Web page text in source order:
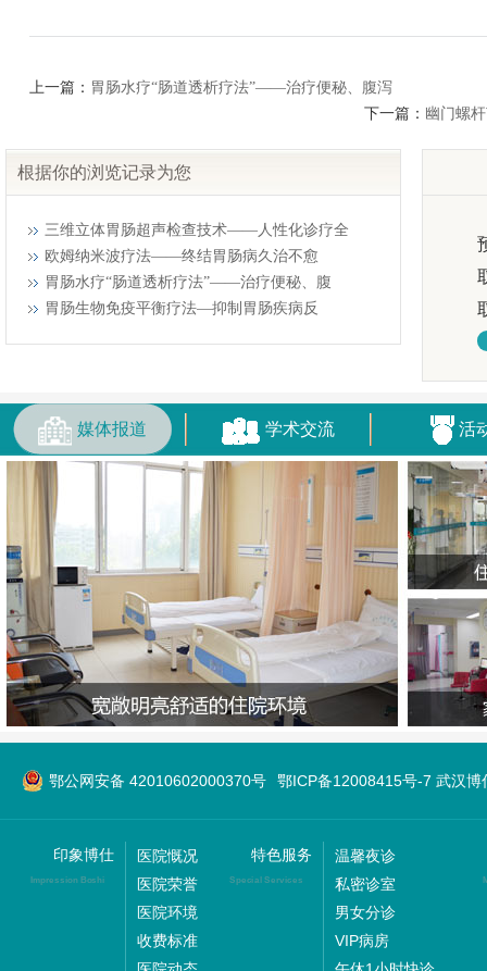
上一篇： 胃肠水疗“肠道透析疗法”——治疗便秘、腹泻
下一篇： 幽门螺
根据你的浏览记录为您
三维立体胃肠超声检查技术——人性化诊疗全
欧姆纳米波疗法——终结胃肠病久治不愈
胃肠水疗“肠道透析疗法”——治疗便秘、腹
胃肠生物免疫平衡疗法—抑制胃肠疾病反
媒体报道 学术交流 活
鄂公网安备 42010602000370号 鄂ICP备12008415号-7 武汉博
印象博仕
Impression Boshi
医院慨况
医院荣誉
医院环境
收费标准
特色服务
Special Services
温馨夜诊
私密诊室
男女分诊
VIP病房